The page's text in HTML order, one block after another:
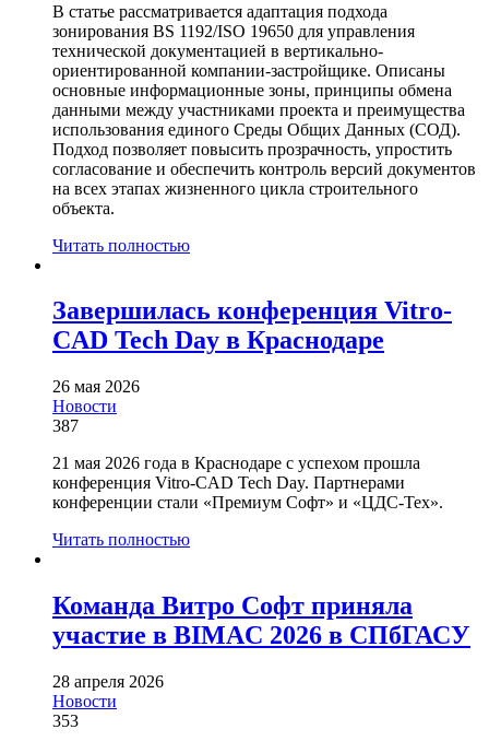
В статье рассматривается адаптация подхода
зонирования BS 1192/ISO 19650 для управления
технической документацией в вертикально-
ориентированной компании-застройщике. Описаны
основные информационные зоны, принципы обмена
данными между участниками проекта и преимущества
использования единого Среды Общих Данных (СОД).
Подход позволяет повысить прозрачность, упростить
согласование и обеспечить контроль версий документов
на всех этапах жизненного цикла строительного
объекта.
Читать полностью
Завершилась конференция Vitro-
CAD Tech Day в Краснодаре
26 мая 2026
Новости
387
21 мая 2026 года в Краснодаре с успехом прошла
конференция Vitro-CAD Tech Day. Партнерами
конференции стали «Премиум Софт» и «ЦДС-Тех».
Читать полностью
Команда Витро Софт приняла
участие в BIMAC 2026 в СПбГАСУ
28 апреля 2026
Новости
353